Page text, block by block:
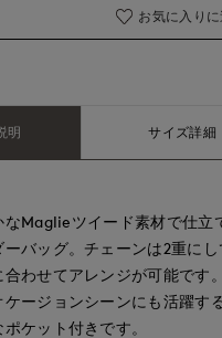
お気に入り
明 サイズ詳細
なMaglieツイード素材で仕立
バッグ。チェーンは2重に
合わせてアレンジが可能です
ケージョンシーンにも活躍す
ケット付きです。